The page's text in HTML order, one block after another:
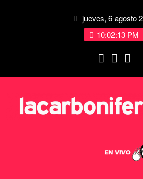
jueves, 6 agosto
10:02:14 PM